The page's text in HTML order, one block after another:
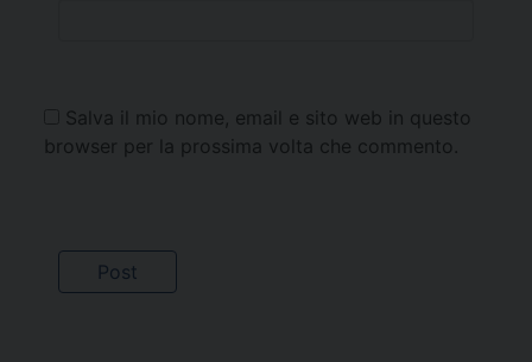
Salva il mio nome, email e sito web in questo
browser per la prossima volta che commento.